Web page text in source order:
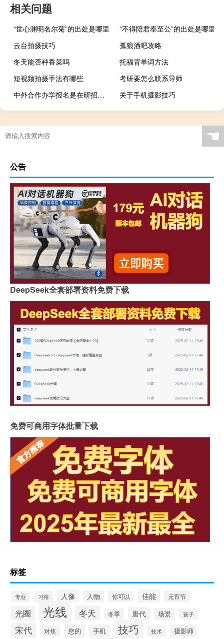
相关问题
“世心渊明名尔菊”的出处是哪里
“不得陪君奉至公”的出处是哪里
云台拍摄技巧
孤狼酒吧攻略
冬天能否种香菜吗
托福背单词方法
短视频拍摄手法有哪些
考研要怎么联系导师
中外合作办学报名是在研招网上进行的吗
关于手机摄影技巧
☚
公告
DeepSeek全套部署资料免费下载
免费可商用字体批量下载
标签
专业 习俗 人像 人物 你可以 佳能 元宵节
光圈 光线 冬天 冬季 唐代 场景 孩子
宋代 对焦 您的 手机 技巧 技术 摄影师